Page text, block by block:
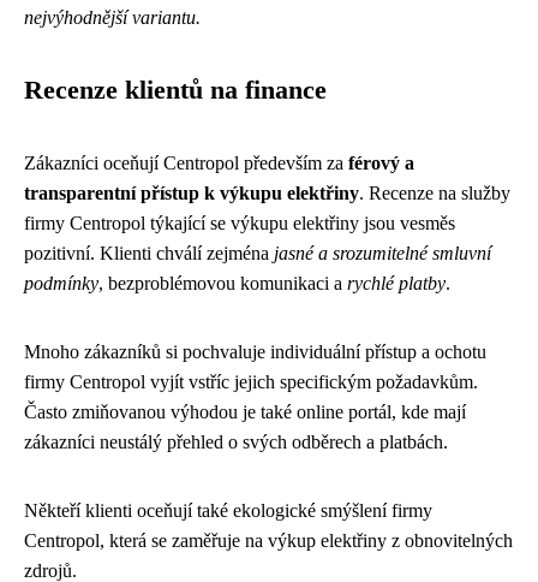
nejvýhodnější variantu.
Recenze klientů na finance
Zákazníci oceňují Centropol především za férový a
transparentní přístup k výkupu elektřiny. Recenze na služby
firmy Centropol týkající se výkupu elektřiny jsou vesměs
pozitivní. Klienti chválí zejména jasné a srozumitelné smluvní
podmínky, bezproblémovou komunikaci a rychlé platby.
Mnoho zákazníků si pochvaluje individuální přístup a ochotu
firmy Centropol vyjít vstříc jejich specifickým požadavkům.
Často zmiňovanou výhodou je také online portál, kde mají
zákazníci neustálý přehled o svých odběrech a platbách.
Někteří klienti oceňují také ekologické smýšlení firmy
Centropol, která se zaměřuje na výkup elektřiny z obnovitelných
zdrojů.